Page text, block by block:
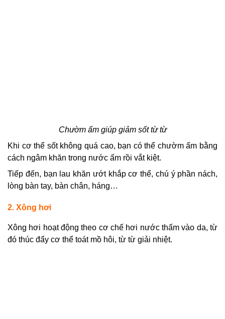
Chườm ấm giúp giảm sốt từ từ
Khi cơ thể sốt không quá cao, bạn có thể chườm ấm bằng
cách ngâm khăn trong nước ấm rồi vắt kiệt.
Tiếp đến, bạn lau khăn ướt khắp cơ thể, chú ý phần nách,
lòng bàn tay, bàn chân, háng…
2. Xông hơi
Xông hơi hoạt động theo cơ chế hơi nước thấm vào da, từ
đó thúc đẩy cơ thể toát mồ hôi, từ từ giải nhiệt.